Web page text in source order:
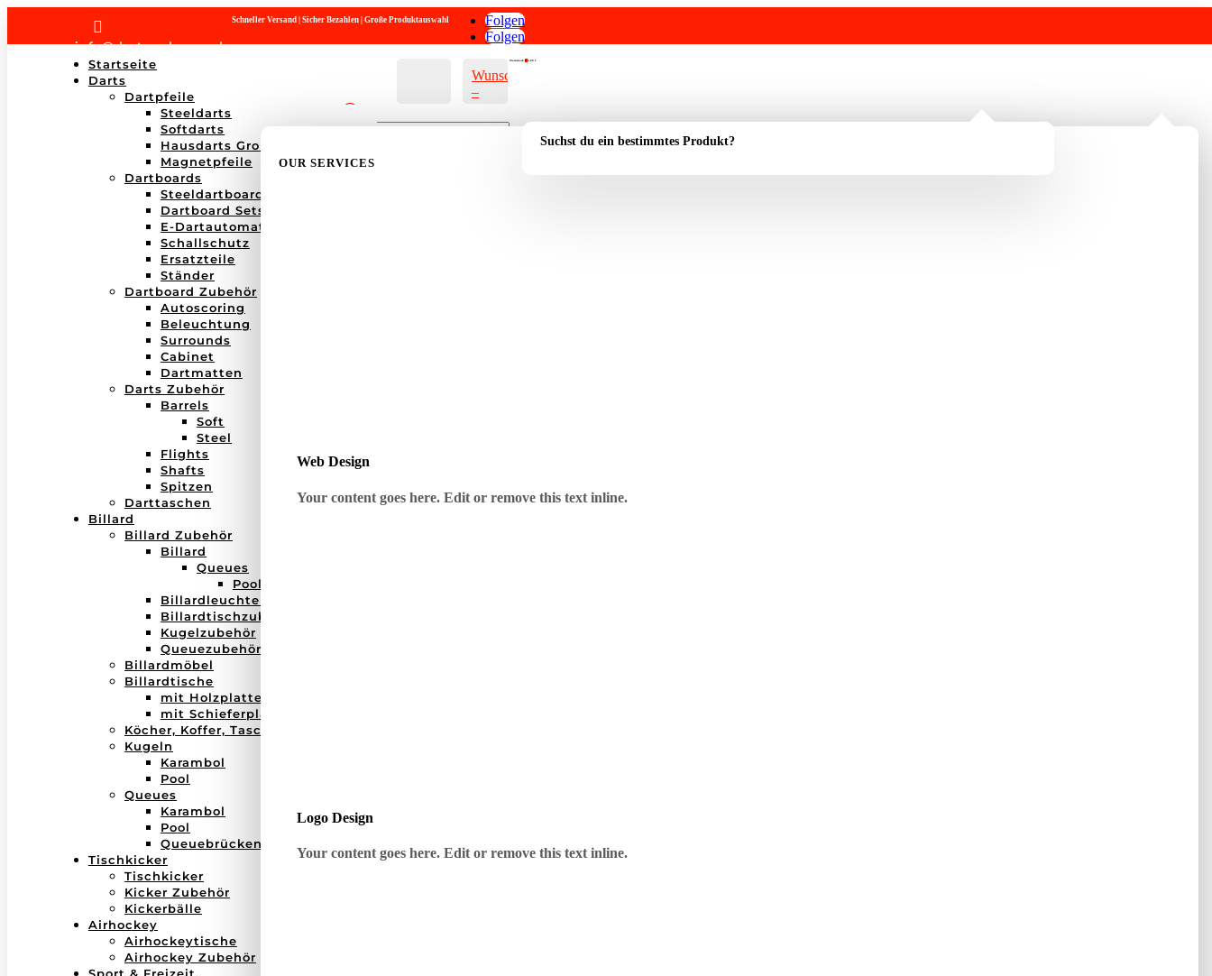

info@dartwerk-saar.de
Schneller Versand | Sicher Bezahlen | Große Produktauswahl
Folgen
Folgen
Startseite
Darts
Dartpfeile
Steeldarts
Softdarts
Hausdarts Großboxen
Magnetpfeile
Dartboards
Steeldartboards
Dartboard Sets
E-Dartautomaten
Schallschutz
Ersatzteile
Ständer
Dartboard Zubehör
Autoscoring
Beleuchtung
Surrounds
Cabinet
Dartmatten
Darts Zubehör
Barrels
Soft
Steel
Flights
Shafts
Spitzen
Darttaschen
Billard
Billard Zubehör
Billard
Queues
Pool
Billardleuchten
Billardtischzubehör
Kugelzubehör
Queuezubehör
Billardmöbel
Billardtische
mit Holzplatte
mit Schieferplatte
Köcher, Koffer, Taschen
Kugeln
Karambol
Pool
Queues
Karambol
Pool
Queuebrücken
Tischkicker
Tischkicker
Kicker Zubehör
Kickerbälle
Airhockey
Airhockeytische
Airhockey Zubehör
search
Wunschliste
–
Warenkorb 0 0,00 €
Suchst du ein bestimmtes Produkt?
OUR SERVICES
Web Design
Your content goes here. Edit or remove this text inline.
Logo Design
Your content goes here. Edit or remove this text inline.